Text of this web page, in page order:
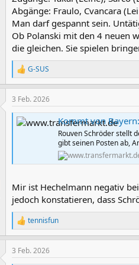
n
e
n
:
Abgänge: Fraulo, Cvancara
Man darf gespannt sein.
Ob Polanski mit den 4 neuen
die gleichen. Sie spielen
R
e
a
k
t
i
o
:
G-SUS
3 Feb. 2026
Kommt von Bayern:
Rouven Schröder stellt
gibt seinen Posten ab,
Mir ist Hechelmann negativ
jedoch konstatieren, dass
R
e
a
k
t
tennisfun
3 Feb. 2026